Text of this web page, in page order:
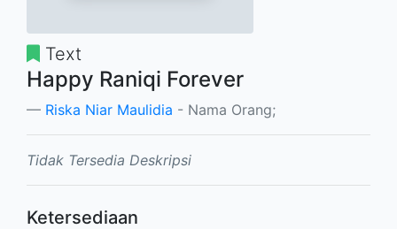
Text
Happy Raniqi Forever
Riska Niar Maulidia - Nama Orang;
Tidak Tersedia Deskripsi
Ketersediaan